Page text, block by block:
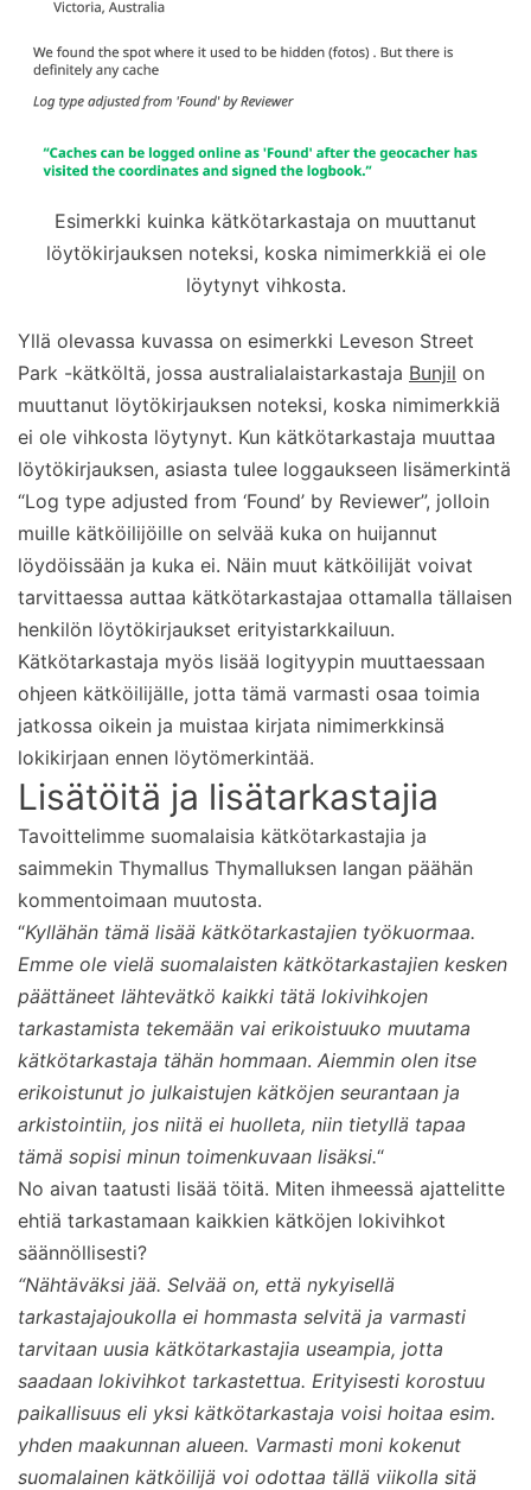
Esimerkki kuinka kätkötarkastaja on muuttanut
löytökirjauksen noteksi, koska nimimerkkiä ei ole
löytynyt vihkosta.
Yllä olevassa kuvassa on esimerkki Leveson Street
Park -kätköltä, jossa australialaistarkastaja Bunjil on
muuttanut löytökirjauksen noteksi, koska nimimerkkiä
ei ole vihkosta löytynyt. Kun kätkötarkastaja muuttaa
löytökirjauksen, asiasta tulee loggaukseen lisämerkintä
“Log type adjusted from ‘Found’ by Reviewer”, jolloin
muille kätköilijöille on selvää kuka on huijannut
löydöissään ja kuka ei. Näin muut kätköilijät voivat
tarvittaessa auttaa kätkötarkastajaa ottamalla tällaisen
henkilön löytökirjaukset erityistarkkailuun.
Kätkötarkastaja myös lisää logityypin muuttaessaan
ohjeen kätköilijälle, jotta tämä varmasti osaa toimia
jatkossa oikein ja muistaa kirjata nimimerkkinsä
lokikirjaan ennen löytömerkintää.
Lisätöitä ja lisätarkastajia
Tavoittelimme suomalaisia kätkötarkastajia ja
saimmekin Thymallus Thymalluksen langan päähän
kommentoimaan muutosta.
“Kyllähän tämä lisää kätkötarkastajien työkuormaa.
Emme ole vielä suomalaisten kätkötarkastajien kesken
päättäneet lähtevätkö kaikki tätä lokivihkojen
tarkastamista tekemään vai erikoistuuko muutama
kätkötarkastaja tähän hommaan. Aiemmin olen itse
erikoistunut jo julkaistujen kätköjen seurantaan ja
arkistointiin, jos niitä ei huolleta, niin tietyllä tapaa
tämä sopisi minun toimenkuvaan lisäksi.“
No aivan taatusti lisää töitä. Miten ihmeessä ajattelitte
ehtiä tarkastamaan kaikkien kätköjen lokivihkot
säännöllisesti?
“Nähtäväksi jää. Selvää on, että nykyisellä
tarkastajajoukolla ei hommasta selvitä ja varmasti
tarvitaan uusia kätkötarkastajia useampia, jotta
saadaan lokivihkot tarkastettua. Erityisesti korostuu
paikallisuus eli yksi kätkötarkastaja voisi hoitaa esim.
yhden maakunnan alueen. Varmasti moni kokenut
suomalainen kätköilijä voi odottaa tällä viikolla sitä